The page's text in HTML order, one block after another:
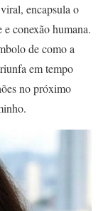
encapsula o
conexão humana.
de como a
em tempo
no próximo